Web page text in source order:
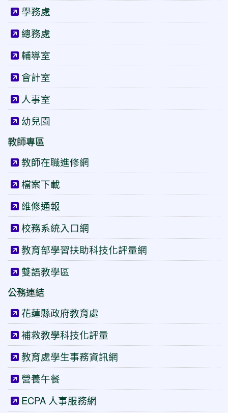
學務處
總務處
輔導室
會計室
人事室
幼兒園
教師專區
教師在職進修網
檔案下載
維修通報
校務系統入口網
教育部學習扶助科技化評量網
雙語教學區
公務連結
花蓮縣政府教育處
補救教學科技化評量
教育處學生事務資訊網
營養午餐
ECPA 人事服務網